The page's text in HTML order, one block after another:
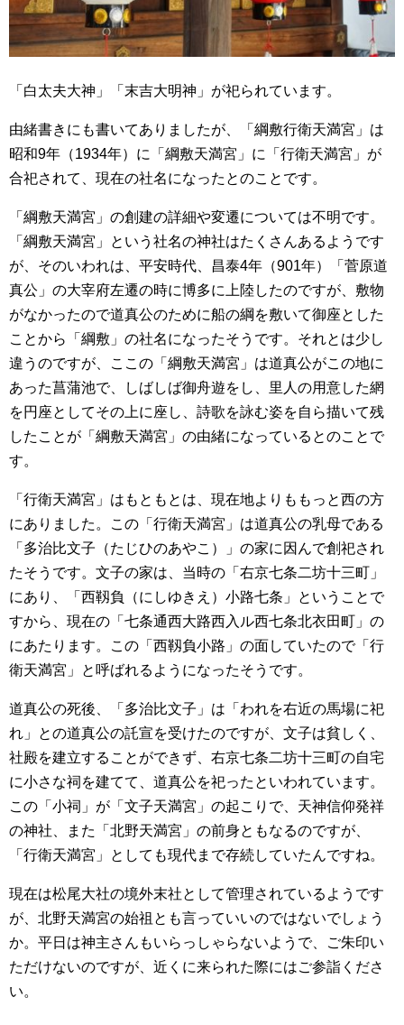
「白太夫大神」「末吉大明神」が祀られています。
由緒書きにも書いてありましたが、「綱敷行衛天満宮」は
昭和9年（1934年）に「綱敷天満宮」に「行衛天満宮」が
合祀されて、現在の社名になったとのことです。
「綱敷天満宮」の創建の詳細や変遷については不明です。
「綱敷天満宮」という社名の神社はたくさんあるようです
が、そのいわれは、平安時代、昌泰4年（901年）「菅原道
真公」の大宰府左遷の時に博多に上陸したのですが、敷物
がなかったので道真公のために船の綱を敷いて御座とした
ことから「綱敷」の社名になったそうです。それとは少し
違うのですが、ここの「綱敷天満宮」は道真公がこの地に
あった菖蒲池で、しばしば御舟遊をし、里人の用意した網
を円座としてその上に座し、詩歌を詠む姿を自ら描いて残
したことが「綱敷天満宮」の由緒になっているとのことで
す。
「行衛天満宮」はもともとは、現在地よりももっと西の方
にありました。この「行衛天満宮」は道真公の乳母である
「多治比文子（たじひのあやこ）」の家に因んで創祀され
たそうです。文子の家は、当時の「右京七条二坊十三町」
にあり、「西靱負（にしゆきえ）小路七条」ということで
すから、現在の「七条通西大路西入ル西七条北衣田町」の
にあたります。この「西靱負小路」の面していたので「行
衛天満宮」と呼ばれるようになったそうです。
道真公の死後、「多治比文子」は「われを右近の馬場に祀
れ」との道真公の託宣を受けたのですが、文子は貧しく、
社殿を建立することができず、右京七条二坊十三町の自宅
に小さな祠を建てて、道真公を祀ったといわれています。
この「小祠」が「文子天満宮」の起こりで、天神信仰発祥
の神社、また「北野天満宮」の前身ともなるのですが、
「行衛天満宮」としても現代まで存続していたんですね。
現在は松尾大社の境外末社として管理されているようです
が、北野天満宮の始祖とも言っていいのではないでしょう
か。平日は神主さんもいらっしゃらないようで、ご朱印い
ただけないのですが、近くに来られた際にはご参詣くださ
い。